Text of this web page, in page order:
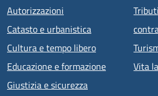
Autorizzazioni
Catasto e urbanistica
Cultura e tempo libero
Educazione e formazione
Giustizia e sicurezza
Vita